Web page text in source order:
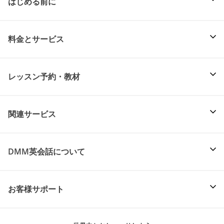
料金とサービス
レッスン予約・教材
関連サービス
DMM英会話について
お客様サポート